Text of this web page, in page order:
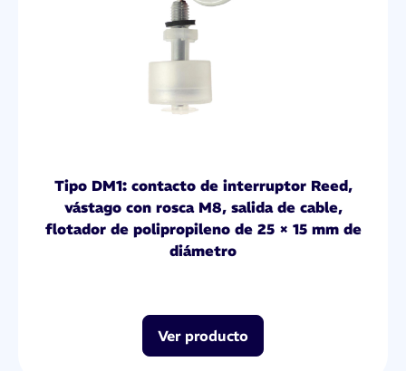
Tipo DM1: contacto de interruptor Reed,
vástago con rosca M8, salida de cable,
flotador de polipropileno de 25 × 15 mm de
diámetro
Ver producto